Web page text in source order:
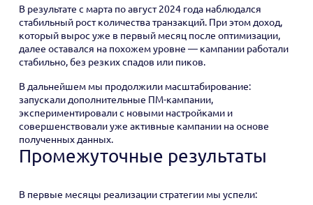
В результате с марта по август 2024 года наблюдался
стабильный рост количества транзакций. При этом доход,
который вырос уже в первый месяц после оптимизации,
далее оставался на похожем уровне — кампании работали
стабильно, без резких спадов или пиков.
В дальнейшем мы продолжили масштабирование:
запускали дополнительные ПМ-кампании,
экспериментировали с новыми настройками и
совершенствовали уже активные кампании на основе
полученных данных.
Промежуточные результаты
В первые месяцы реализации стратегии мы успели: